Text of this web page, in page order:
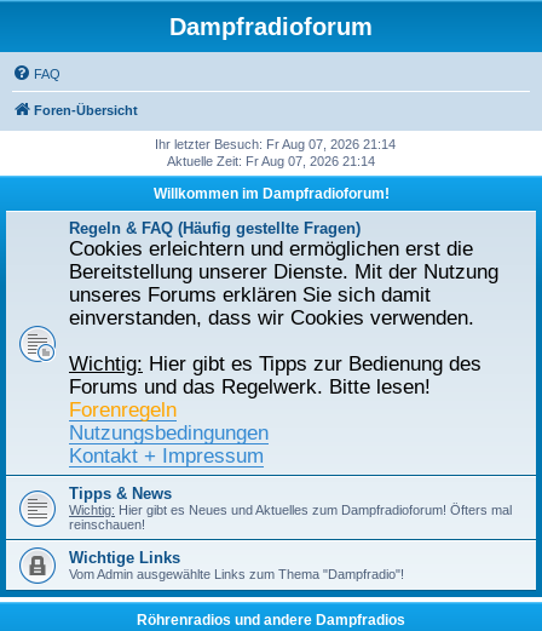
Dampfradioforum
FAQ
Foren-Übersicht
Ihr letzter Besuch: Fr Aug 07, 2026 21:14
Aktuelle Zeit: Fr Aug 07, 2026 21:14
Willkommen im Dampfradioforum!
Regeln & FAQ (Häufig gestellte Fragen)
Cookies erleichtern und ermöglichen erst die
Bereitstellung unserer Dienste. Mit der Nutzung
unseres Forums erklären Sie sich damit
einverstanden, dass wir Cookies verwenden.
Wichtig: Hier gibt es Tipps zur Bedienung des
Forums und das Regelwerk. Bitte lesen!
Forenregeln
Nutzungsbedingungen
Kontakt + Impressum
Tipps & News
Wichtig: Hier gibt es Neues und Aktuelles zum Dampfradioforum! Öfters mal
reinschauen!
Wichtige Links
Vom Admin ausgewählte Links zum Thema "Dampfradio"!
Röhrenradios und andere Dampfradios